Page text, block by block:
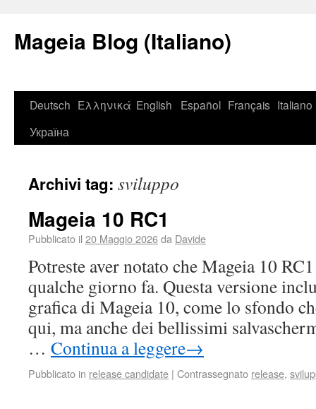
Mageia Blog (Italiano)
Deutsch Ελληνικά English Español Français Italiano
Україна
Archivi tag: sviluppo
Mageia 10 RC1
Pubblicato il 20 Maggio 2026da Davide
Potreste aver notato che Mageia 10
qualche giorno fa. Questa versione
grafica di Mageia 10, come lo sfondo
qui, ma anche dei bellissimi
… Continua a leggere→
Pubblicato in release candidate | Contrassegnato release,